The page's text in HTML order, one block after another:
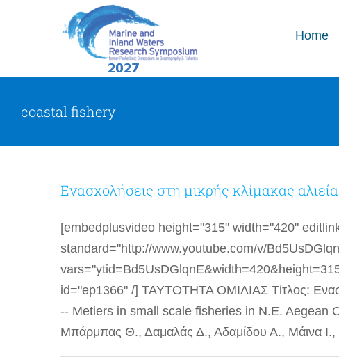
Home
coastal fishery
Ενασχολήσεις στη μικρής κλίμακας
[embedplusvideo height="315" width="420"
standard="http://www.youtube.com/v/
id="ep1366" /] ΤΑΥΤΟΤΗΤΑ ΟΜΙΛΙΑΣ Τίτλος:
-- Metiers in small scale fisheries in N.E. Aegean
Μπάρμπας Θ., Δαμαλάς Δ., Αδαμίδου Α., Μάινα Ι.,